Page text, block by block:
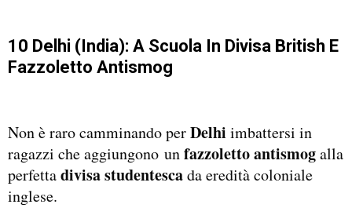
10 Delhi (India): A Scuola In Divisa British E
Fazzoletto Antismog
Non è raro camminando perDelhi imbattersi in
ragazzi che aggiungono unfazzoletto antismogalla
perfettadivisa studentescada eredità coloniale
inglese.